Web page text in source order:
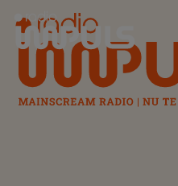
Radio Impuls